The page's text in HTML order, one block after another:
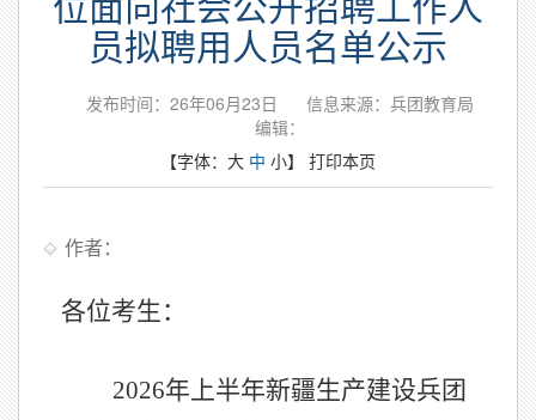
员拟聘用人员名单公示
发布时间：26年06月23日
信息来源：兵团教育局
编辑：
【字体： 大 中 小】 打印本页
作者：
各位考生：
2026年 上半年新疆生产建设兵团